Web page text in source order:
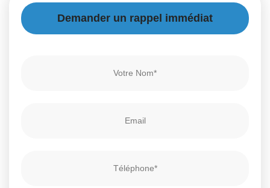
Demander un rappel immédiat